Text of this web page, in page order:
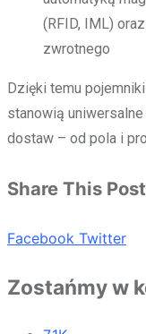
(RFID, IML)
zwrotnego
Dzięki temu
stanowią uniwersalne
dostaw – od pola i
Share This
Facebook Twitter
Zostańmy w